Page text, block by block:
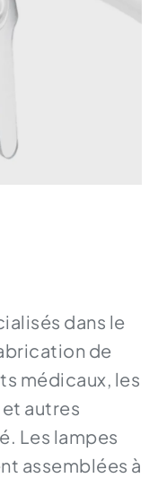
dans le
de
médicaux, les
autres
Les lampes
assemblées à